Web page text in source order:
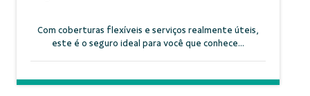
Com coberturas flexíveis e serviços realmente úteis,
este é o seguro ideal para você que conhece...